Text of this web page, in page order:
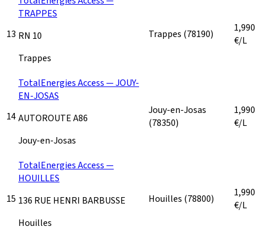
13
TRAPPES
RN 10
Trappes
Trappes (78190)
1,990
€/L
14
TotalEnergies Access — JOUY-
EN-JOSAS
AUTOROUTE A86
Jouy-en-Josas
Jouy-en-Josas
(78350)
1,990
€/L
15
TotalEnergies Access —
HOUILLES
136 RUE HENRI BARBUSSE
Houilles
Houilles (78800)
1,990
€/L